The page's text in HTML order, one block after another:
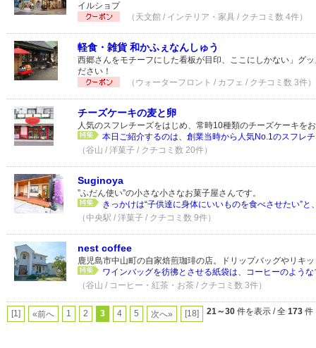
イルショプ
（天文館 / インテリア・家具 / クチコミ数 4件）
軽食・雑貨 和かふぇなんしゅう
西郷さんをモチーフにした看板が目印、ここにしかない」グ
ださい！
（ウォーターフロント / カフェ / クチコミ数 3件）
チーズケーキの麦と卵
人気のスフレチーズをはじめ、常時10種類のチーズケーキを
本日ご紹介するのは、創業当時から人気No.1のスフレ
（谷山 / 洋菓子 / クチコミ数 20件）
Suginoya
”ふだん使い”の小さな小さなお菓子屋さんです。
きっかけは“子供達に身体にいいものを食べさせたい”と
（中央駅 / 洋菓子 / クチコミ数 9件）
nest coffee
鹿児島市中山町の自家焙煎珈琲の店。ドリップバッグやリキ
ワインバッグを彷彿とさせる紙袋は、コーヒーのよう
（谷山 / コーヒー・紅茶・お茶 / クチコミ数 3件）
[1] «前へ 1 2 3 4 5 次へ» [18] 21～30 件を表示 / 全 173 件